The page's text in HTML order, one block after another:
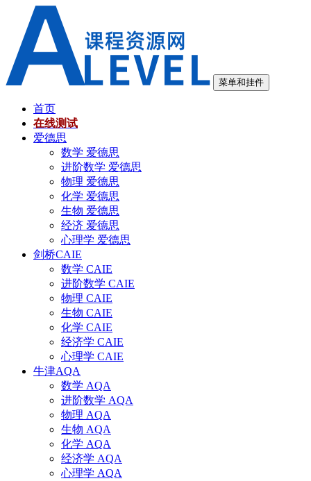
菜单和挂件
首页
在线测试
爱德思
数学 爱德思
进阶数学 爱德思
物理 爱德思
化学 爱德思
生物 爱德思
经济 爱德思
心理学 爱德思
剑桥CAIE
数学 CAIE
进阶数学 CAIE
物理 CAIE
生物 CAIE
化学 CAIE
经济学 CAIE
心理学 CAIE
牛津AQA
数学 AQA
进阶数学 AQA
物理 AQA
生物 AQA
化学 AQA
经济学 AQA
心理学 AQA